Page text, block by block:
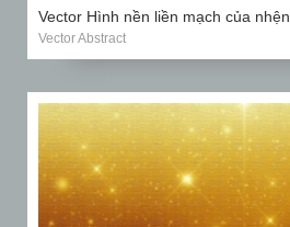
Vector Hình nền liền mạch của nhện
Vector Abstract